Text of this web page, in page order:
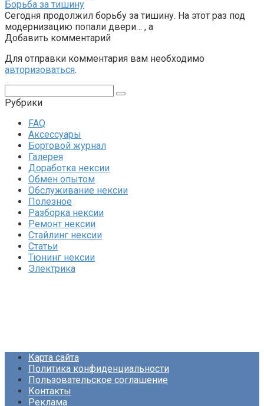
Борьба за тишину
Сегодня продолжил борьбу за тишину. На этот раз под
модернизацию попали двери… , а
Добавить комментарий
Для отправки комментария вам необходимо
авторизоваться.
Рубрики
FAQ
Аксессуары
Бортовой журнал
Галерея
Доработка нексии
Обмен опытом
Обслуживание нексии
Полезное
Разборка нексии
Ремонт нексии
Стайлинг нексии
Статьи
Тюнинг нексии
Электрика
Карта сайта
Политика конфиденциальности
Пользовательское соглашение
Контакты
Реклама